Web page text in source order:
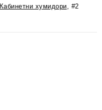
Кабинетни хумидори , #2